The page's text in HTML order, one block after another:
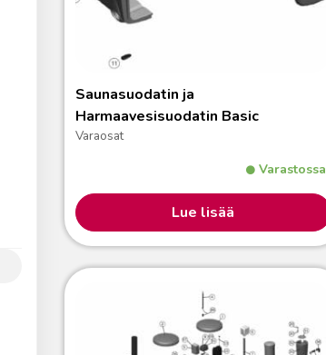
Saunasuodatin ja
Harmaavesisuodatin Basic
Varaosat
Varastossa
Lue lisää